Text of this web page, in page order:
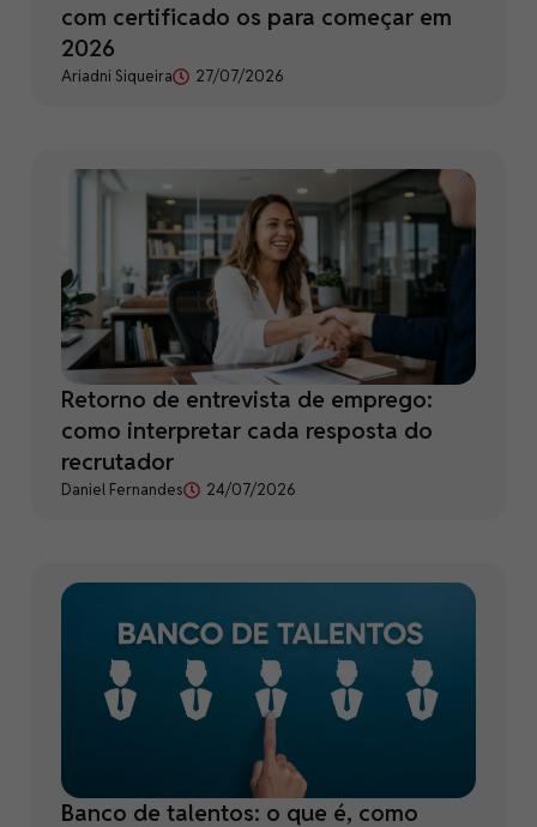
com certificado os para começar em
2026
Ariadni Siqueira 27/07/2026
Retorno de entrevista de emprego:
como interpretar cada resposta do
recrutador
Daniel Fernandes 24/07/2026
Banco de talentos: o que é, como